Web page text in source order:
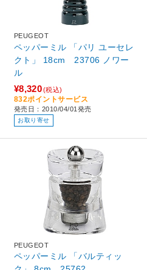
PEUGEOT
ペッパーミル 「パリ ユーセレ
クト」 18cm 23706 ノワー
ル
¥8,320(税込)
832ポイントサービス
発売日：2010/04/01発売
お取り寄せ
PEUGEOT
ペッパーミル 「バルティッ